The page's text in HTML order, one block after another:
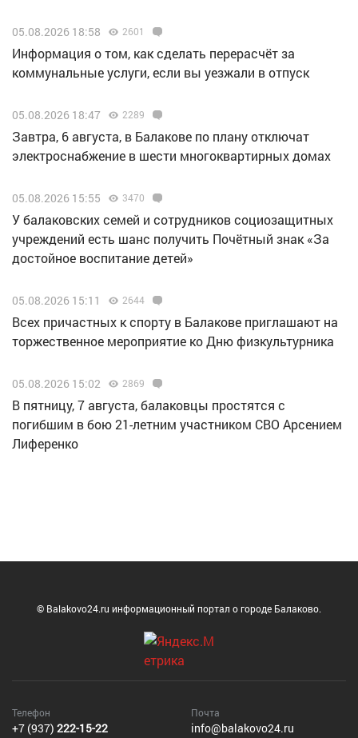
05.08.2026 18:58 2601
Информация о том, как сделать перерасчёт за
коммунальные услуги, если вы уезжали в отпуск
05.08.2026 18:47 2289
Завтра, 6 августа, в Балакове по плану отключат
электроснабжение в шести многоквартирных домах
05.08.2026 15:55 3470
У балаковских семей и сотрудников социозащитных
учреждений есть шанс получить Почётный знак «За
достойное воспитание детей»
05.08.2026 15:11 2644
Всех причастных к спорту в Балакове приглашают на
торжественное мероприятие ко Дню физкультурника
05.08.2026 15:02 2869
В пятницу, 7 августа, балаковцы простятся с
погибшим в бою 21-летним участником СВО Арсением
Лиференко
© Balakovo24.ru информационный портал о городе Балаково.
Телефон
+7 (937) 222-15-22
Почта
info@balakovo24.ru